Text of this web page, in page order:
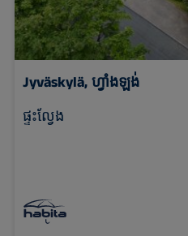
Jyväskylä, ហ្វាំងឡង់
ផ្ទះល្វែង